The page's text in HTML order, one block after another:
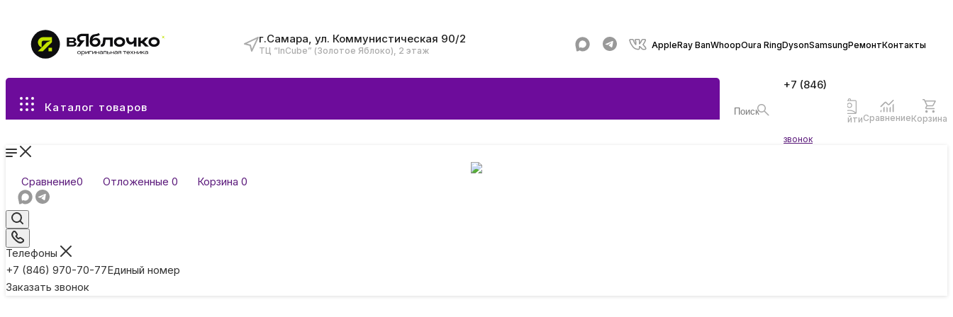
г.Самара, ул. Коммунистическая 90/2
ТЦ “InCube” (Золотое Яблоко), 2 этаж
AppleRay BanWhoopOura RingDysonSamsungРемонтКонтакты
Каталог товаров
+7 (846)
звонок
ВойтиСравнениеКорзина
Сравнение0 Отложенные 0 Корзина 0
Телефоны
+7 (846) 970-70-77Единый номер
Заказать звонок
Все разделы каталога